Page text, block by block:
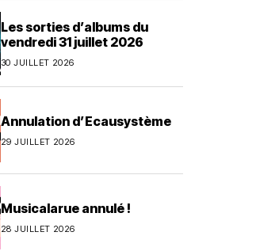
Les sorties d’albums du
vendredi 31 juillet 2026
30 JUILLET 2026
Annulation d’Ecausystème
29 JUILLET 2026
Musicalarue annulé !
28 JUILLET 2026